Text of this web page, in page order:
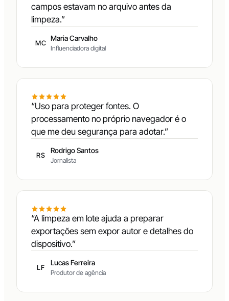
campos estavam no arquivo antes da
limpeza.”
MC
Maria Carvalho
Influenciadora digital
“Uso para proteger fontes. O
processamento no próprio navegador é o
que me deu segurança para adotar.”
RS
Rodrigo Santos
Jornalista
“A limpeza em lote ajuda a preparar
exportações sem expor autor e detalhes do
dispositivo.”
LF
Lucas Ferreira
Produtor de agência